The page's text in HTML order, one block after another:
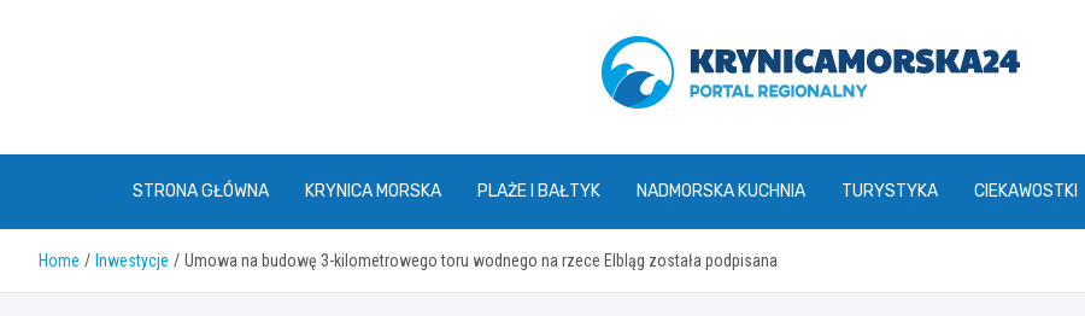
krynicamorska24.pl
STRONA GŁÓWNA KRYNICA MORSKA PLAŻE I BAŁTYK NADMORSKA KUCHNIA TURYSTYKA CIEKAWOSTKI
Home Inwestycje Umowa na budowę 3-kilometrowego toru wodnego na rzece Elbląg została podpisana